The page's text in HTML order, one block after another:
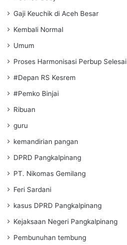
Gaji Keuchik di Aceh Besar
Kembali Normal
Umum
Proses Harmonisasi Perbup Selesai
#Depan RS Kesrem
#Pemko Binjai
Ribuan
guru
kemandirian pangan
DPRD Pangkalpinang
PT. Nikomas Gemilang
Feri Sardani
kasus DPRD Pangkalpinang
Kejaksaan Negeri Pangkalpinang
Pembunuhan tembung